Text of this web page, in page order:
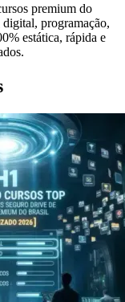
premium do
programação,
estática, rápida e